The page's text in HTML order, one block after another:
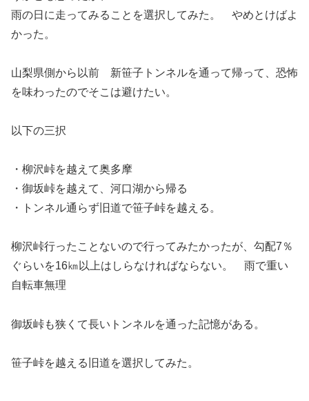
雨の日に走ってみることを選択してみた。 やめとけばよ
かった。
山梨県側から以前 新笹子トンネルを通って帰って、恐怖
を味わったのでそこは避けたい。
以下の三択
・柳沢峠を越えて奥多摩
・御坂峠を越えて、河口湖から帰る
・トンネル通らず旧道で笹子峠を越える。
柳沢峠行ったことないので行ってみたかったが、勾配7％
ぐらいを16㎞以上はしらなければならない。 雨で重い
自転車無理
御坂峠も狭くて長いトンネルを通った記憶がある。
笹子峠を越える旧道を選択してみた。